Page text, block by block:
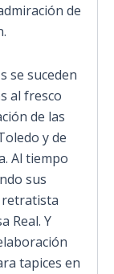
de
se suceden
al fresco
de las
y de
Al tiempo
sus
Real. Y
tapices en